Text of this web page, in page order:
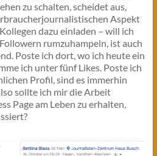
zu schalten, scheidet aus,
Aspekt
dazu einladen – will ich
rumzuhampeln, ist auch
Poste ich dort, wo ich heute ein
ich unter fünf Likes. Poste ich
Profil, sind es immerhin
sollte ich mir die Arbeit
Page am Leben zu erhalten,